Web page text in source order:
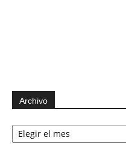
Archivo
Archivo